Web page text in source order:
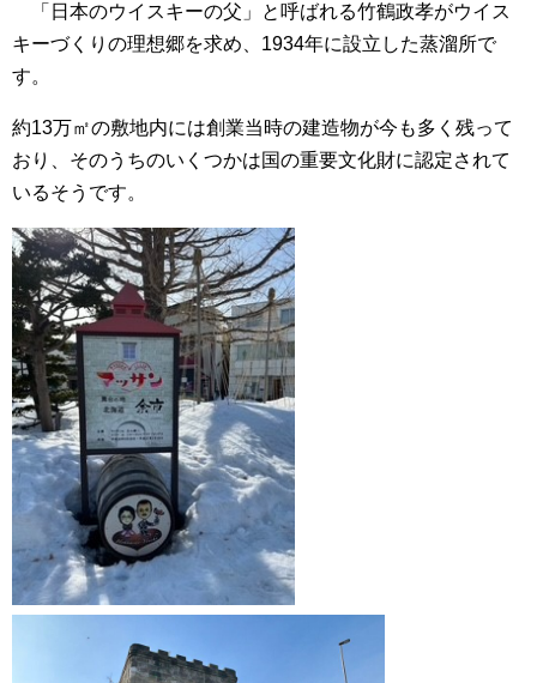
「日本のウイスキーの父」と呼ばれる竹鶴政孝がウイス
キーづくりの理想郷を求め、1934年に設立した蒸溜所で
す。
約13万㎡の敷地内には創業当時の建造物が今も多く残って
おり、そのうちのいくつかは国の重要文化財に認定されて
いるそうです。